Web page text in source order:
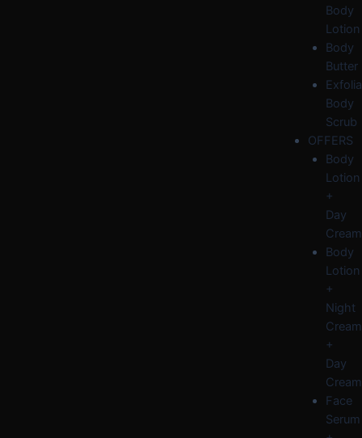
Body
Lotion
Body
Butter
Body
Scrub
OFFERS
Body
Lotion
+
Day
Cream
Body
Lotion
+
Night
Cream
+
Day
Cream
Face
Serum